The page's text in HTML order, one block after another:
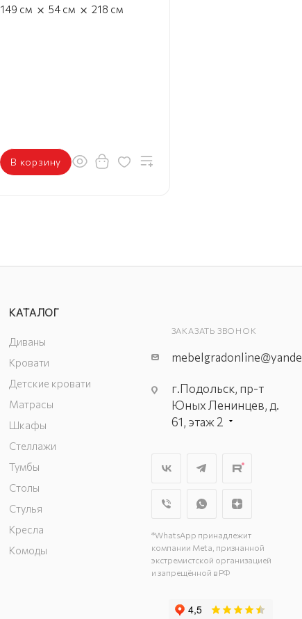
149 см × 54 см × 218 см
В корзину
КАТАЛОГ
Диваны
Кровати
Детские кровати
Матрасы
Шкафы
Стеллажи
Тумбы
Столы
Стулья
Кресла
Комоды
ЗАКАЗАТЬ ЗВОНОК
г.Подольск, пр-т
Юных Ленинцев, д.
61, этаж 2
29, стр.1, 2 этаж,
г. Подольск, ул.
г. Подольск, ул.
Загородная, д. 1
*WhatsApp принадлежит
компании Meta, признанной
экстремистской организацией
и запрещённой в РФ